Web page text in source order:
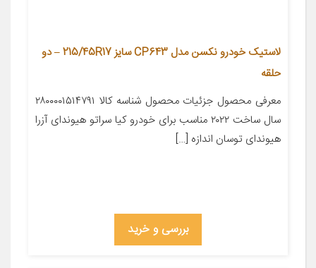
لاستیک خودرو نکسن مدل CP643 سایز 215/45R17 – دو
حلقه
معرفی محصول جزئیات محصول شناسه کالا ۲۸۰۰۰۰۱۵۱۴۷۹۱
سال ساخت ۲۰۲۲ مناسب برای خودرو کیا سراتو هیوندای آزرا
هیوندای توسان اندازه […]
بررسی و خرید